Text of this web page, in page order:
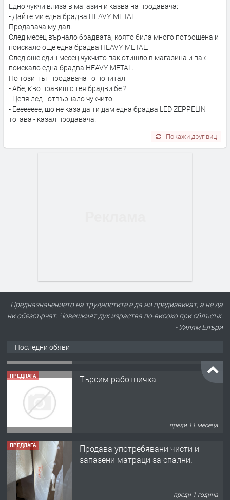
Едно чукчи влиза в магазин и казва на продавача:
- Дайте ми една брадва HEAVY METAL!
Продавача му дал.
След месец върнало брадвата, която била много потрошена и
поискало още една брадва HEAVY METAL.
След още един месец чукчито пак отишло в магазина и пак
поискало една брадва HEAVY METAL.
Но този път продавача го попитал:
- Абе, к’во правиш с тея брадви бе ?
- Цепя лед - отвърнало чукчито.
- Ееееееее, що не каза да ти дам една брадва LED ZEPPELIN
тогава - казал продавача.
Покажи друг виц
Предназначението на трудностите е да ни предизвикат, а не да
ни обезсърчат. Човешкият дух израства по-високо при сблъсък.
- Уилям Елъри
Последни обяви
ПРЕДЛАГА
ПРЕДЛАГА
запазени матраци за спални.